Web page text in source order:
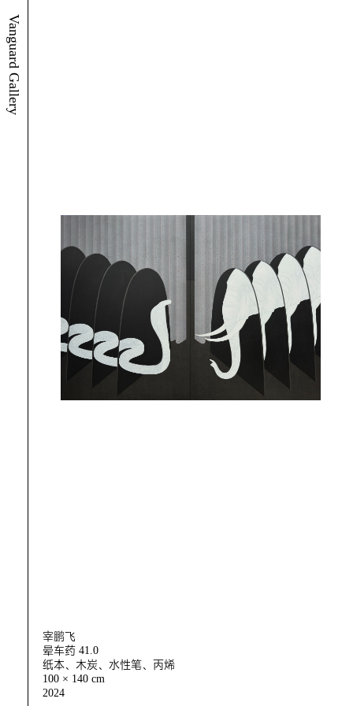
Vanguard Gallery
宰鹏飞
晕车药 41.0
纸本、木炭、水性笔、丙烯
100 × 140 cm
2024